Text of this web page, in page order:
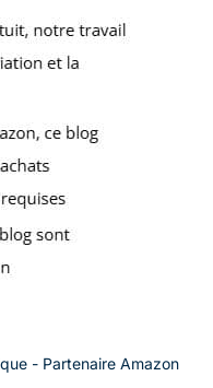
- Partenaire Amazon